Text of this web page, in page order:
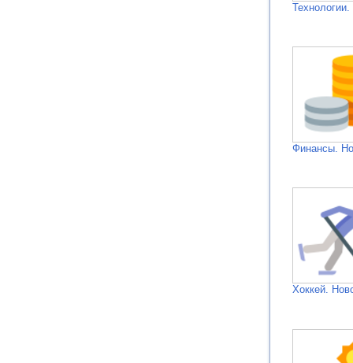
Финансы.
Хоккей.